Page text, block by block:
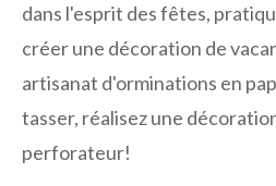
dans l'esprit des fêtes,
créer une décoration de
artisanat d'orminations en
tasser, réalisez une
perforateur!